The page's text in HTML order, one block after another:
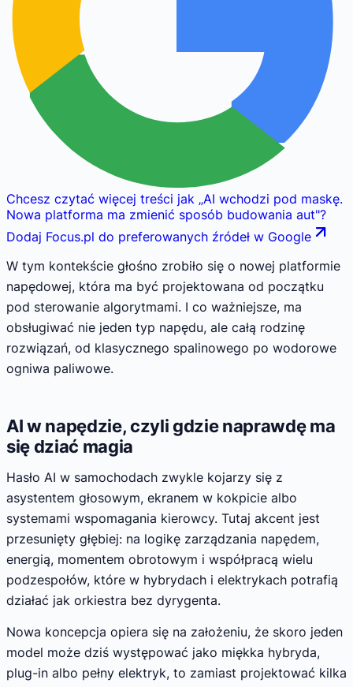
Chcesz czytać więcej treści jak „AI wchodzi pod maskę.
Nowa platforma ma zmienić sposób budowania aut"?
Dodaj Focus.pl do preferowanych źródeł w Google
W tym kontekście głośno zrobiło się o nowej platformie
napędowej, która ma być projektowana od początku
pod sterowanie algorytmami. I co ważniejsze, ma
obsługiwać nie jeden typ napędu, ale całą rodzinę
rozwiązań, od klasycznego spalinowego po wodorowe
ogniwa paliwowe.
AI w napędzie, czyli gdzie naprawdę ma
się dziać magia
Hasło AI w samochodach zwykle kojarzy się z
asystentem głosowym, ekranem w kokpicie albo
systemami wspomagania kierowcy. Tutaj akcent jest
przesunięty głębiej: na logikę zarządzania napędem,
energią, momentem obrotowym i współpracą wielu
podzespołów, które w hybrydach i elektrykach potrafią
działać jak orkiestra bez dyrygenta.
Nowa koncepcja opiera się na założeniu, że skoro jeden
model może dziś występować jako miękka hybryda,
plug-in albo pełny elektryk, to zamiast projektować kilka